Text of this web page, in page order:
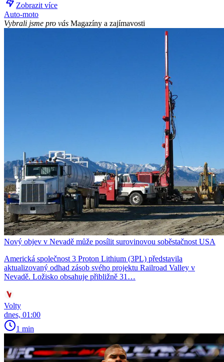
Zobrazit více
Auto-moto
Vybrali jsme pro vás Magazíny a zajímavosti
Nový objev v Nevadě může posílit surovinovou soběstačnost USA
Americká společnost 3 Proton Lithium (3PL) představila
aktualizovaný odhad zásob svého projektu Railroad Valley v
Nevadě. Ložisko obsahuje přibližně 31…
Volty
dnes, 01:00
1 min